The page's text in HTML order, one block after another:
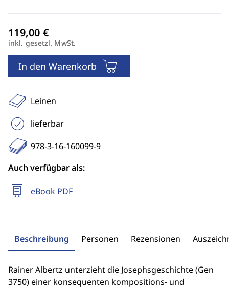
inkl. gesetzl. MwSt.
In den Warenkorb
Leinen
lieferbar
978-3-16-160099-9
Auch verfügbar als:
eBook PDF
Beschreibung Personen Rezensionen
Rainer Albertz unterzieht die Josephsgeschichte (Gen
3750) einer konsequenten kompositions- und